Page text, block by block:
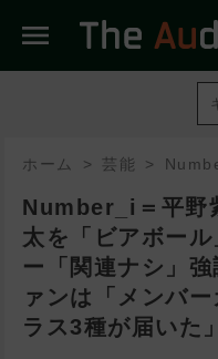
menu
ホーム 芸能
Number_i＝平野
太を「ビアボー
ー「関連ナシ」
ァンは「メンバ
ラス3種が届いた